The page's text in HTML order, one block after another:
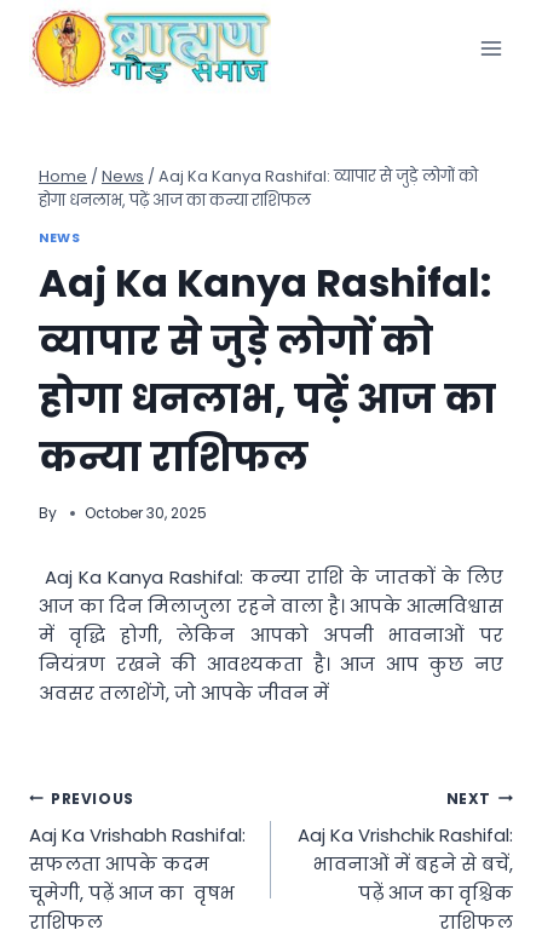
content
Home / News / Aaj Ka Kanya Rashifal: व्यापार से जुड़े लोगों को
होगा धनलाभ, पढ़ें आज का कन्या राशिफल
NEWS
Aaj Ka Kanya Rashifal:
व्यापार से जुड़े लोगों को
होगा धनलाभ, पढ़ें आज का
कन्या राशिफल
By October 30, 2025
Aaj Ka Kanya Rashifal: कन्या राशि के जातकों के लिए
आज का दिन मिलाजुला रहने वाला है। आपके आत्मविश्वास
में वृद्धि होगी, लेकिन आपको अपनी भावनाओं पर
नियंत्रण रखने की आवश्यकता है। आज आप कुछ नए
अवसर तलाशेंगे, जो आपके जीवन में
Post
navigation
PREVIOUS
Aaj Ka Vrishabh Rashifal:
सफलता आपके कदम
चूमेगी, पढ़ें आज का वृषभ
राशिफल
NEXT
Aaj Ka Vrishchik Rashifal:
भावनाओं में बहने से बचें,
पढ़ें आज का वृश्चिक
राशिफल